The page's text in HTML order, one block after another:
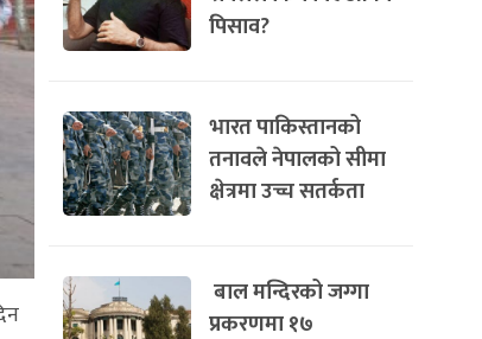
पिसाव?
भारत पाकिस्तानको
तनावले नेपालको सीमा
क्षेत्रमा उच्च सतर्कता
बाल मन्दिरको जग्गा
प्रकरणमा १७